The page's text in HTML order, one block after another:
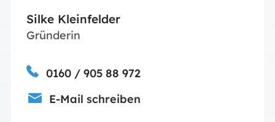
Silke Kleinfelder
Gründerin
0160 / 905 88 972
E-Mail schreiben